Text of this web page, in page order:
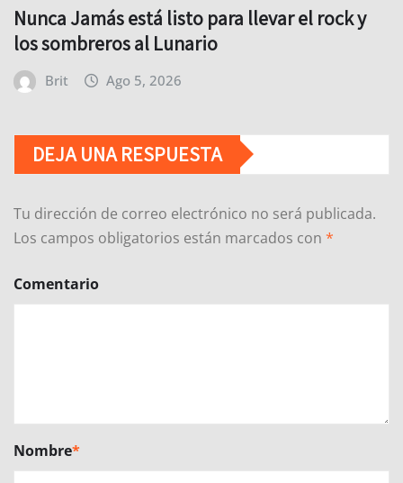
Nunca Jamás está listo para llevar el rock y
los sombreros al Lunario
Brit Ago 5, 2026
DEJA UNA RESPUESTA
Tu dirección de correo electrónico no será publicada.
Los campos obligatorios están marcados con *
Comentario
Nombre*